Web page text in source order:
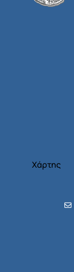
Χάρτης